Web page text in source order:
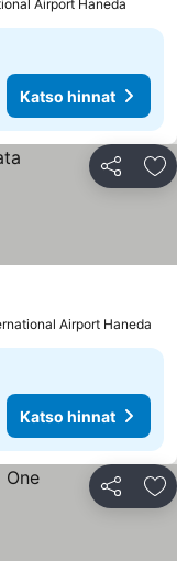
Airport Haneda
Katso hinnat
Jaa
Airport Haneda
Katso hinnat
Jaa